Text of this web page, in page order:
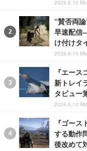
2026.8.10
“賛否両
早速配信
け付けタ
2026.8.10
『エース
新トレイ
タビュー
2026.8.10
『ゴー
する動作
後改めて